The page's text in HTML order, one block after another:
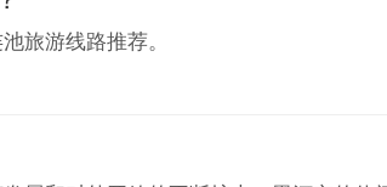
旅游线路推荐。